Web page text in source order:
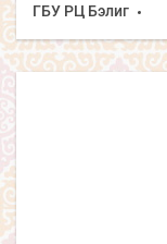
ГБУ РЦ Бэлиг